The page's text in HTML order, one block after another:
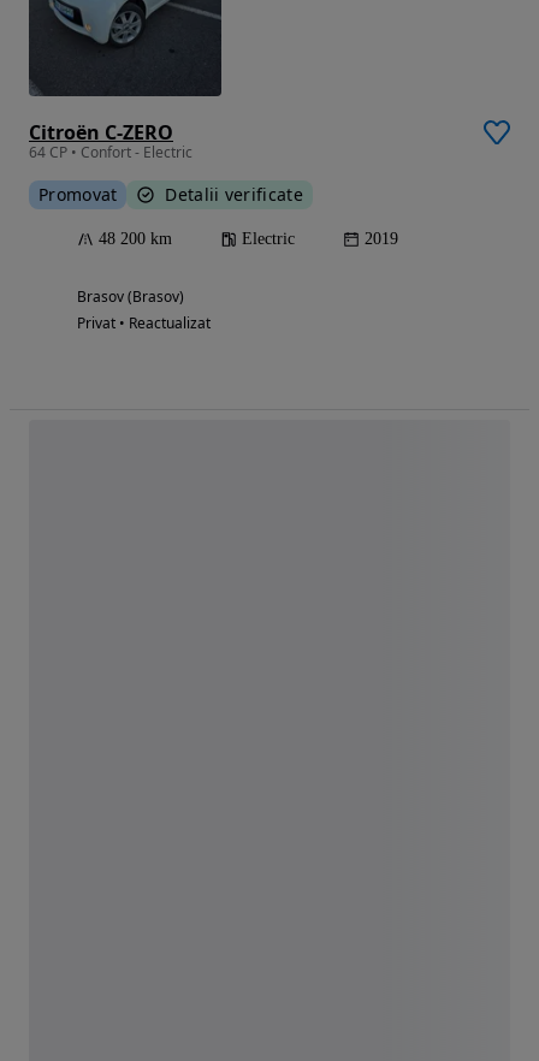
Citroën C-ZERO
64 CP • Confort - Electric
Promovat Detalii verificate
48 200 km Electric 2019
Brasov (Brasov)
Privat • Reactualizat